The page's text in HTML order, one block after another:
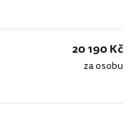
20 190 Kč
za osobu